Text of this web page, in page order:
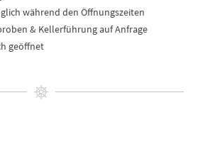
während den Öffnungszeiten
& Kellerführung auf Anfrage
geöffnet